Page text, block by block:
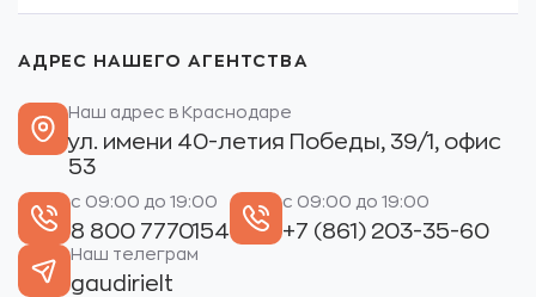
АДРЕС НАШЕГО АГЕНТСТВА
Наш адрес в Краснодаре
ул. имени 40-летия Победы, 39/1, офис
53
с 09:00 до 19:00
8 800 7770154
с 09:00 до 19:00
+7 (861) 203-35-60
Наш телеграм
gaudirielt